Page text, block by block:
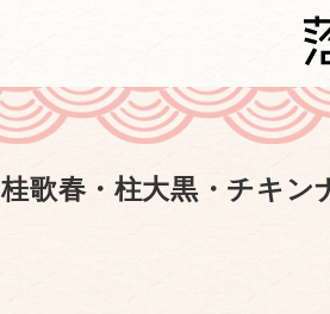
桂歌春・柱大黒・チキ